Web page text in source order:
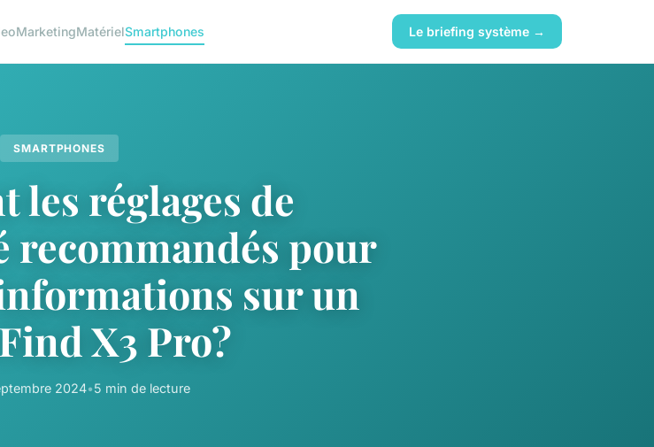
MarketingMatérielSmartphones Le briefing système →
SMARTPHONES
les réglages de
pour
sur un
X3 Pro?
2024•5 min de lecture